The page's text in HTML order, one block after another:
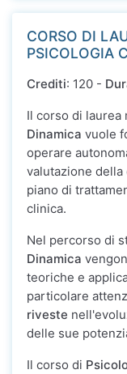
CORSO DI
PSICOLOGIA
Crediti: 120 -
Il corso di laurea
Dinamica vuole
operare
valutazione
piano di
clinica.
Nel percorso di
Dinamica
teoriche e
particolare
riveste
delle sue
Il corso di